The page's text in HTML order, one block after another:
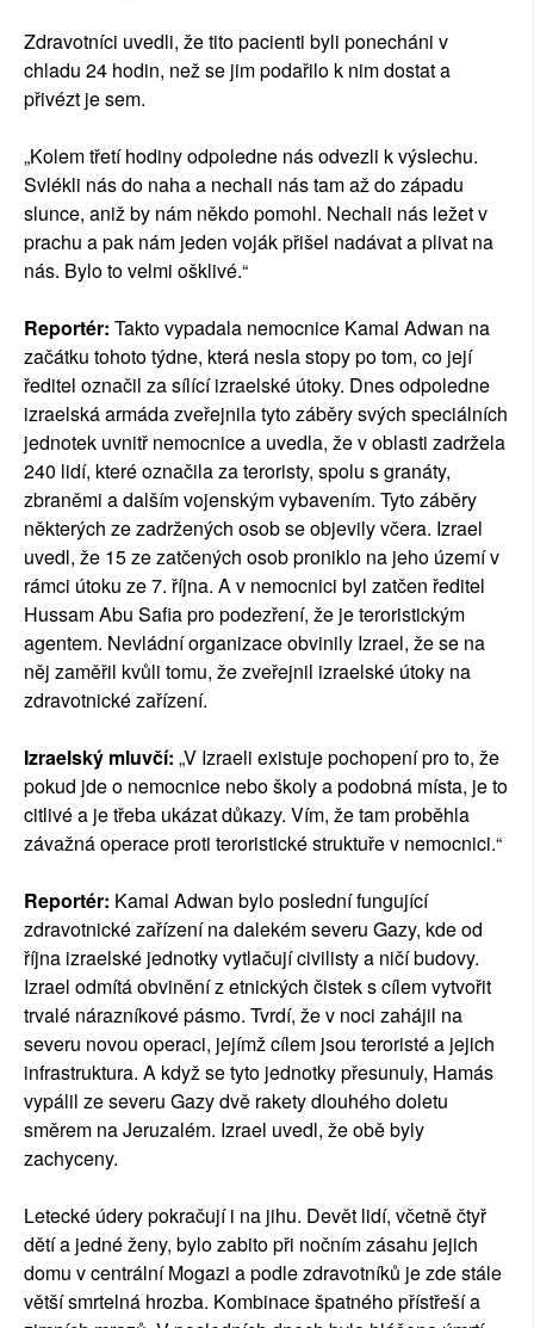
Zdravotníci uvedli, že tito pacienti byli ponecháni v
chladu 24 hodin, než se jim podařilo k nim dostat a
přivézt je sem.
„Kolem třetí hodiny odpoledne nás odvezli k výslechu.
Svlékli nás do naha a nechali nás tam až do západu
slunce, aniž by nám někdo pomohl. Nechali nás ležet v
prachu a pak nám jeden voják přišel nadávat a plivat na
nás. Bylo to velmi ošklivé.“
Reportér: Takto vypadala nemocnice Kamal Adwan na
začátku tohoto týdne, která nesla stopy po tom, co její
ředitel označil za sílící izraelské útoky. Dnes odpoledne
izraelská armáda zveřejnila tyto záběry svých speciálních
jednotek uvnitř nemocnice a uvedla, že v oblasti zadržela
240 lidí, které označila za teroristy, spolu s granáty,
zbraněmi a dalším vojenským vybavením. Tyto záběry
některých ze zadržených osob se objevily včera. Izrael
uvedl, že 15 ze zatčených osob proniklo na jeho území v
rámci útoku ze 7. října. A v nemocnici byl zatčen ředitel
Hussam Abu Safia pro podezření, že je teroristickým
agentem. Nevládní organizace obvinily Izrael, že se na
něj zaměřil kvůli tomu, že zveřejnil izraelské útoky na
zdravotnické zařízení.
Izraelský mluvčí: „V Izraeli existuje pochopení pro to, že
pokud jde o nemocnice nebo školy a podobná místa, je to
citlivé a je třeba ukázat důkazy. Vím, že tam proběhla
závažná operace proti teroristické struktuře v nemocnici.“
Reportér: Kamal Adwan bylo poslední fungující
zdravotnické zařízení na dalekém severu Gazy, kde od
října izraelské jednotky vytlačují civilisty a ničí budovy.
Izrael odmítá obvinění z etnických čistek s cílem vytvořit
trvalé nárazníkové pásmo. Tvrdí, že v noci zahájil na
severu novou operaci, jejímž cílem jsou teroristé a jejich
infrastruktura. A když se tyto jednotky přesunuly, Hamás
vypálil ze severu Gazy dvě rakety dlouhého doletu
směrem na Jeruzalém. Izrael uvedl, že obě byly
zachyceny.
Letecké údery pokračují i na jihu. Devět lidí, včetně čtyř
dětí a jedné ženy, bylo zabito při nočním zásahu jejich
domu v centrální Mogazi a podle zdravotníků je zde stále
větší smrtelná hrozba. Kombinace špatného přístřeší a